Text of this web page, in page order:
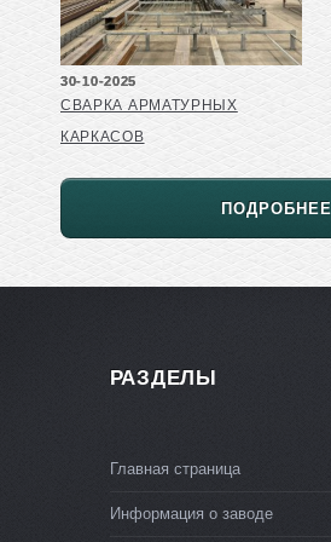
30-10-2025
СВАРКА АРМАТУРНЫХ
КАРКАСОВ
ПОДРОБНЕЕ
РАЗДЕЛЫ
Главная страница
Информация о заводе